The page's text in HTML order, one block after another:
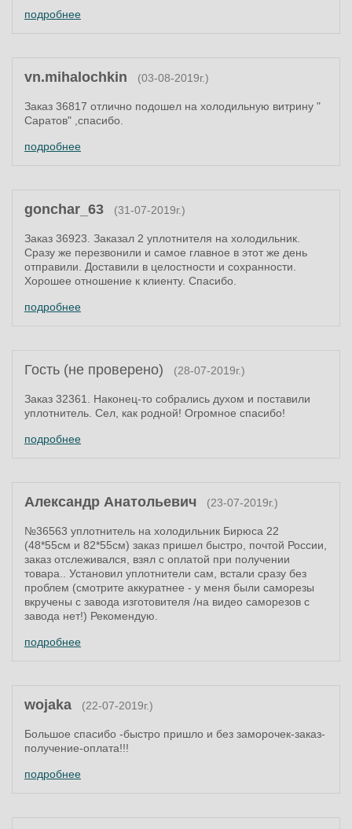
подробнее
vn.mihalochkin (03-08-2019г.)
Заказ 36817 отлично подошел на холодильную витрину "
Саратов" ,спасибо.
подробнее
gonchar_63 (31-07-2019г.)
Заказ 36923. Заказал 2 уплотнителя на холодильник.
Сразу же перезвонили и самое главное в этот же день
отправили. Доставили в целостности и сохранности.
Хорошее отношение к клиенту. Спасибо.
подробнее
Гость (не проверено) (28-07-2019г.)
Заказ 32361. Наконец-то собрались духом и поставили
уплотнитель. Сел, как родной! Огромное спасибо!
подробнее
Александр Анатольевич (23-07-2019г.)
№36563 уплотнитель на холодильник Бирюса 22
(48*55см и 82*55см) заказ пришел быстро, почтой России,
заказ отслеживался, взял с оплатой при получении
товара.. Установил уплотнители сам, встали сразу без
проблем (смотрите аккуратнее - у меня были саморезы
вкручены с завода изготовителя /на видео саморезов с
завода нет!) Рекомендую.
подробнее
wojaka (22-07-2019г.)
Большое спасибо -быстро пришло и без заморочек-заказ-
получение-оплата!!!
подробнее